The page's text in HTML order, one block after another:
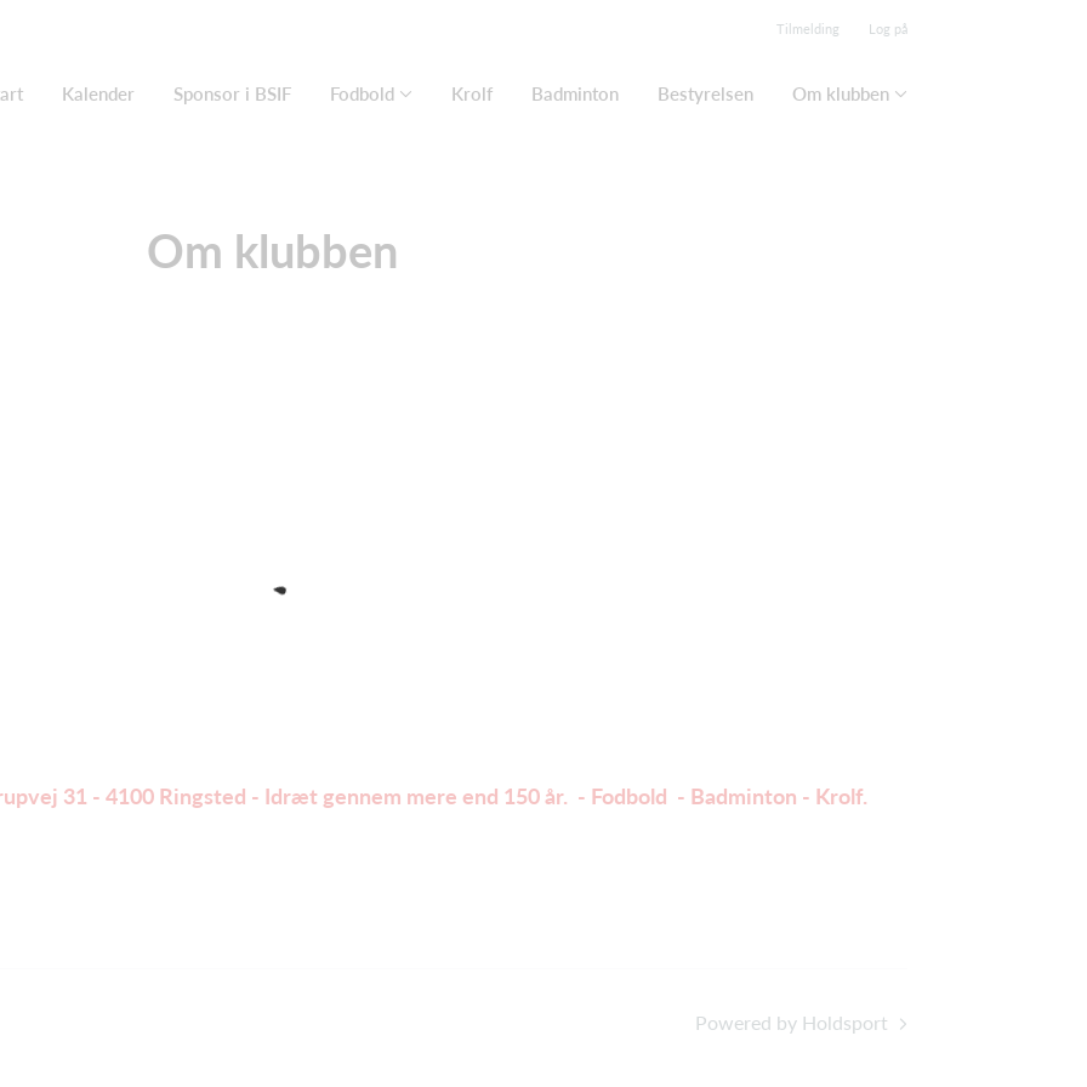
Tilmelding Log på
Kalender Sponsor i BSIF Fodbold Krolf Badminton Bestyrelsen Om klubben
Om klubben
31 - 4100 Ringsted - Idræt gennem mere end 150 år. - Fodbold - Badminton - Krolf.
Powered by Holdsport